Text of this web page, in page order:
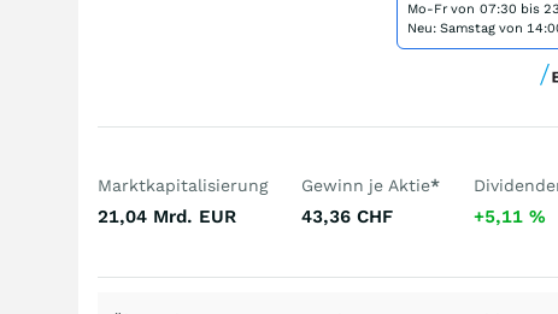
Mo-Fr von 07:30 bis
Neu: Samstag von
Marktkapitalisierung
21,04 Mrd. EUR
Gewinn je Aktie*
43,36 CHF +5,11 %